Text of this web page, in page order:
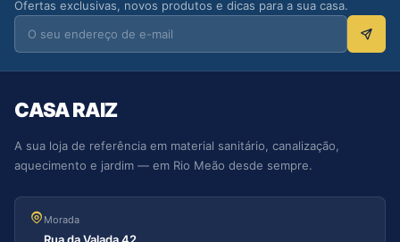
Ofertas exclusivas, novos produtos e dicas para a sua casa.
CASA RAIZ
A sua loja de referência em material sanitário, canalização,
aquecimento e jardim — em Rio Meão desde sempre.
Morada